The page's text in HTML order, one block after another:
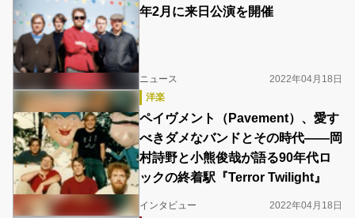
年2月に来日公演を開催
ニュース
2022年04月18日
洋楽
ペイヴメント（Pavement）、愛す
べきダメなバンドとその時代――岡
村詩野と小熊俊哉が語る90年代ロ
ックの終着駅『Terror Twilight』
インタビュー
2022年04月18日